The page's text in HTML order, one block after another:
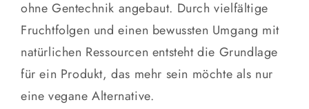
ohne Gentechnik angebaut. Durch vielfältige
Fruchtfolgen und einen bewussten Umgang mit
natürlichen Ressourcen entsteht die Grundlage
für ein Produkt, das mehr sein möchte als nur
eine vegane Alternative.